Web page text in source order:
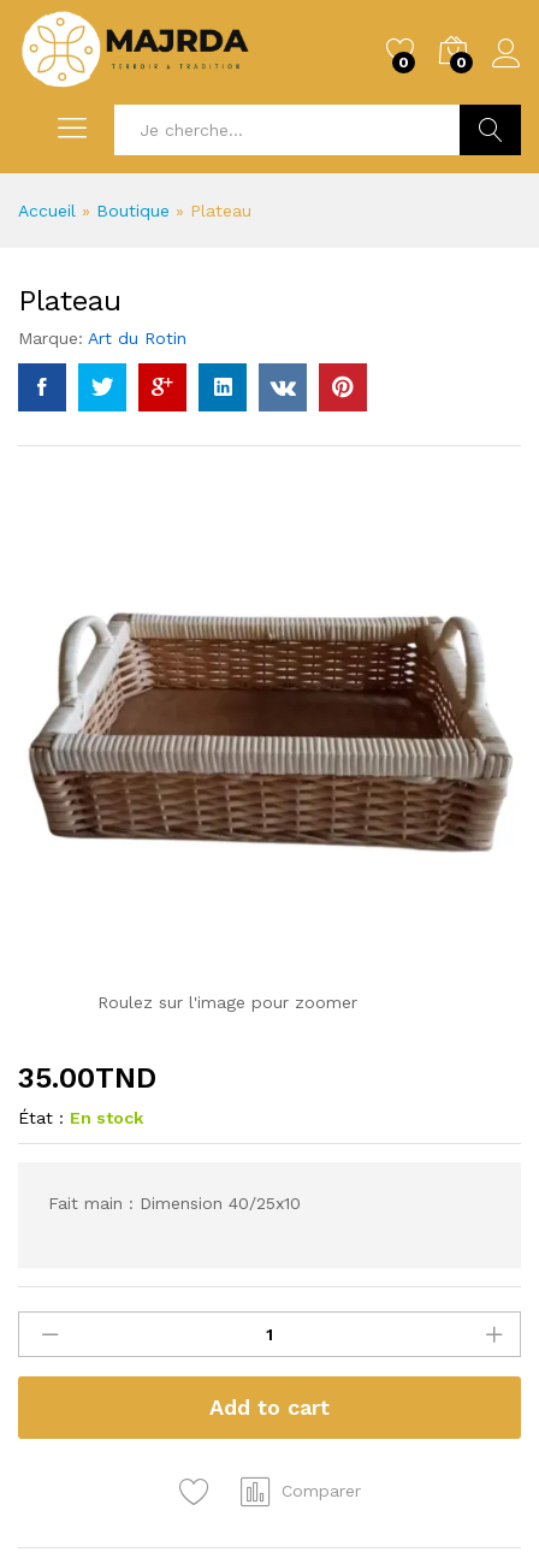
0 0
Accueil » Boutique » Plateau
Plateau
Marque: Art du Rotin
Roulez sur l'image pour zoomer
35.00TND
État : En stock
Fait main : Dimension 40/25x10
quantité
Add to cart
Comparer